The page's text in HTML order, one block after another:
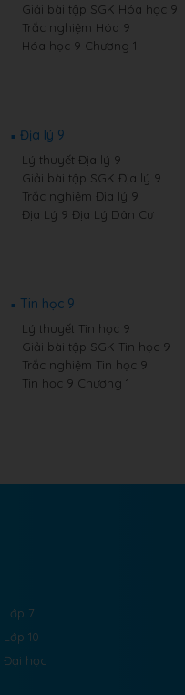
Giải bài tập SGK Hóa học 9
Trắc nghiệm Hóa 9
Hóa học 9 Chương 1
Địa lý 9
Lý thuyết Địa lý 9
Giải bài tập SGK Địa lý 9
Trắc nghiệm Địa lý 9
Địa Lý 9 Địa Lý Dân Cư
Tin học 9
Lý thuyết Tin học 9
Giải bài tập SGK Tin học 9
Trắc nghiệm Tin học 9
Tin học 9 Chương 1
Lớp 7
Lớp 10
Đại học